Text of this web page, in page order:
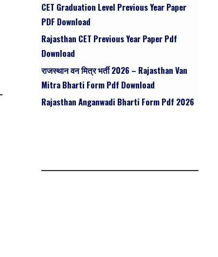
CET Graduation Level Previous Year Paper
PDF Download
Rajasthan CET Previous Year Paper Pdf
Download
राजस्थान वन मित्र भर्ती 2026 – Rajasthan Van
Mitra Bharti Form Pdf Download
Rajasthan Anganwadi Bharti Form Pdf 2026